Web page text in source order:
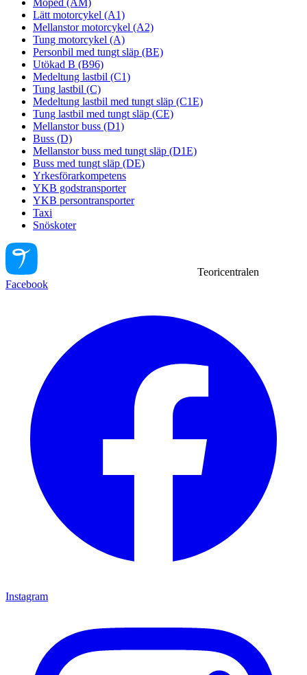
Moped (AM)
Lätt motorcykel (A1)
Mellanstor motorcykel (A2)
Tung motorcykel (A)
Personbil med tungt släp (BE)
Utökad B (B96)
Medeltung lastbil (C1)
Tung lastbil (C)
Medeltung lastbil med tungt släp (C1E)
Tung lastbil med tungt släp (CE)
Mellanstor buss (D1)
Buss (D)
Mellanstor buss med tungt släp (D1E)
Buss med tungt släp (DE)
Yrkesförarkompetens
YKB godstransporter
YKB persontransporter
Taxi
Snöskoter
Teoricentralen
Facebook
Instagram